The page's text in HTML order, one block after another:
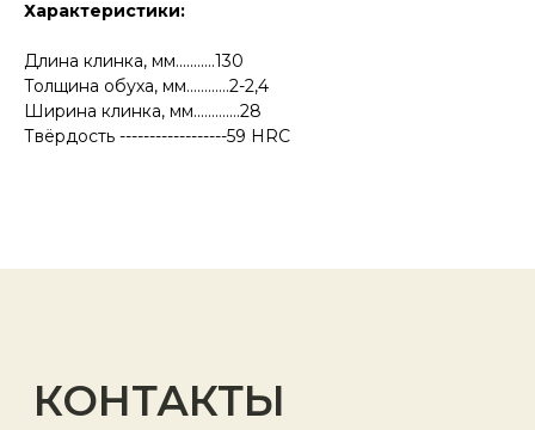
Характеристики:
Длина клинка, мм...........130
Толщина обуха, мм............2-2,4
Ширина клинка, мм.............28
Твёрдость ------------------59 HRC
ул. Восточная, 3Б (самовывоз), г. Павлово,
ООО "ПТФ" ИНН 6686090373
Часы работы:ПН-ПТ с 09.00 до 17.00
Телефон:
+7 (996) 130−131−1
E-mail: info-torg@bk.ru
Отправить